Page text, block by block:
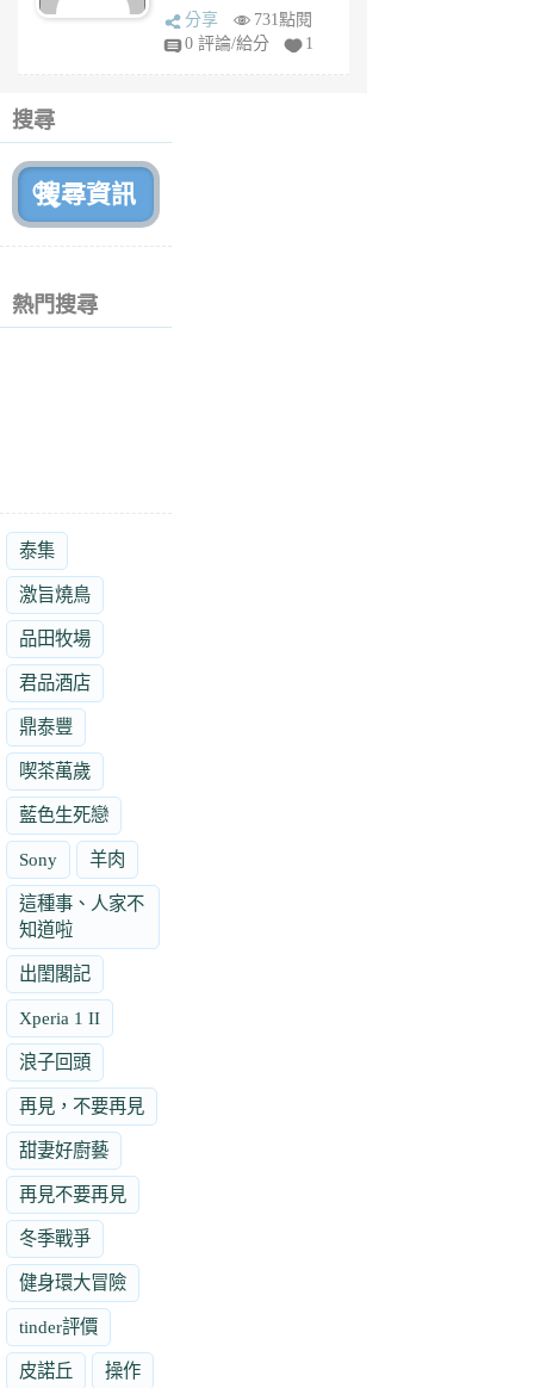
sq
fy
分享
731點閱
0 評論/給分
1
搜尋
熱門搜尋
泰集
激旨燒鳥
品田牧場
君品酒店
鼎泰豐
喫茶萬歲
藍色生死戀
Sony 羊肉
這種事、人家不
知道啦
出閨閣記
Xperia 1 II
浪子回頭
再見，不要再見
甜妻好廚藝
再見不要再見
冬季戰爭
健身環大冒險
tinder評價
皮諾丘 操作